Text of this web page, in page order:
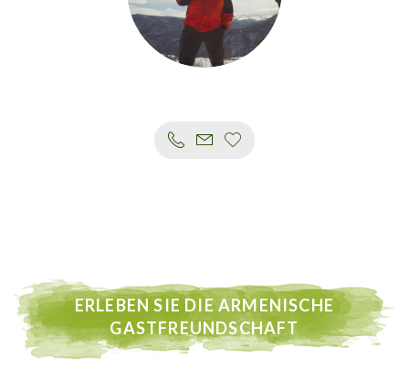
ERLEBEN SIE DIE ARMENISCHE
GASTFREUNDSCHAFT